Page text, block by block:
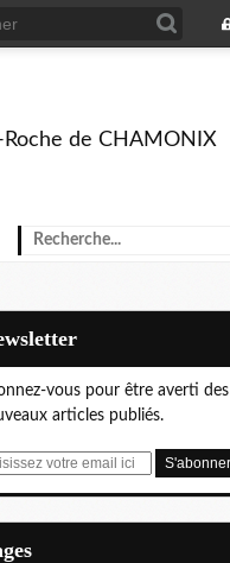
de CHAMONIX
vous pour être averti des
articles publiés.